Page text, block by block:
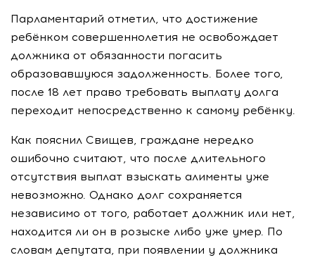
Парламентарий отметил, что достижение
ребёнком совершеннолетия не освобождает
должника от обязанности погасить
образовавшуюся задолженность. Более того,
после 18 лет право требовать выплату долга
переходит непосредственно к самому ребёнку.
Как пояснил Свищев, граждане нередко
ошибочно считают, что после длительного
отсутствия выплат взыскать алименты уже
невозможно. Однако долг сохраняется
независимо от того, работает должник или нет,
находится ли он в розыске либо уже умер. По
словам депутата, при появлении у должника